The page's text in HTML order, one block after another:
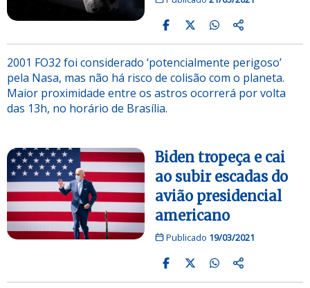
2001 FO32 foi considerado ‘potencialmente perigoso’
pela Nasa, mas não há risco de colisão com o planeta.
Maior proximidade entre os astros ocorrerá por volta
das 13h, no horário de Brasília.
Biden tropeça e cai
ao subir escadas do
avião presidencial
americano
Publicado 19/03/2021